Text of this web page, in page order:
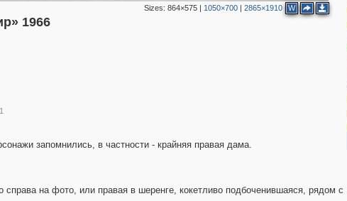
Sizes: 864×575| 1050×700| 2865×1910 W
1966
запомнились, в частности - крайняя правая дама.
справа на фото, или правая в шеренге, кокетливо подбоченившаяся, рядом с